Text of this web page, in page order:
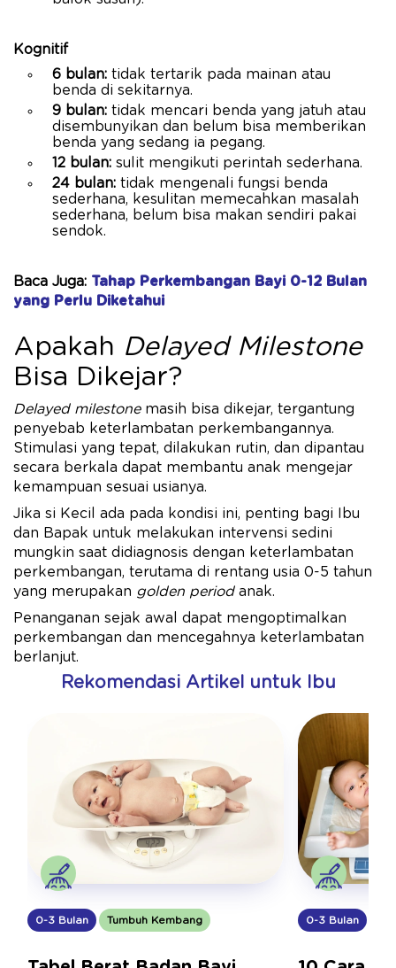
Kognitif
6 bulan: tidak tertarik pada mainan atau
benda di sekitarnya.
9 bulan: tidak mencari benda yang jatuh atau
disembunyikan dan belum bisa memberikan
benda yang sedang ia pegang.
12 bulan: sulit mengikuti perintah sederhana.
24 bulan: tidak mengenali fungsi benda
sederhana, kesulitan memecahkan masalah
sederhana, belum bisa makan sendiri pakai
sendok.
Baca Juga: Tahap Perkembangan Bayi 0-12 Bulan
yang Perlu Diketahui
Apakah Delayed Milestone
Bisa Dikejar?
Delayed milestonemasih bisa dikejar, tergantung
penyebab keterlambatan perkembangannya.
Stimulasi yang tepat, dilakukan rutin, dan dipantau
secara berkala dapat membantu anak mengejar
kemampuan sesuai usianya.
Jika si Kecil ada pada kondisi ini, penting bagi Ibu
dan Bapak untuk melakukan intervensi sedini
mungkin saat didiagnosis dengan keterlambatan
perkembangan, terutama di rentang usia 0-5 tahun
yang merupakan golden period anak.
Penanganan sejak awal dapat mengoptimalkan
perkembangan dan mencegahnya keterlambatan
berlanjut.
Rekomendasi Artikel untuk Ibu
0-3 Bulan Tumbuh Kembang 0-3 Bulan